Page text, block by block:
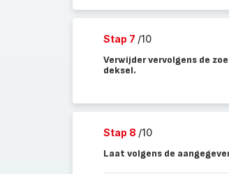
Stap 7 /10
Verwijder vervolgens de
deksel.
Stap 8 /10
Laat volgens de